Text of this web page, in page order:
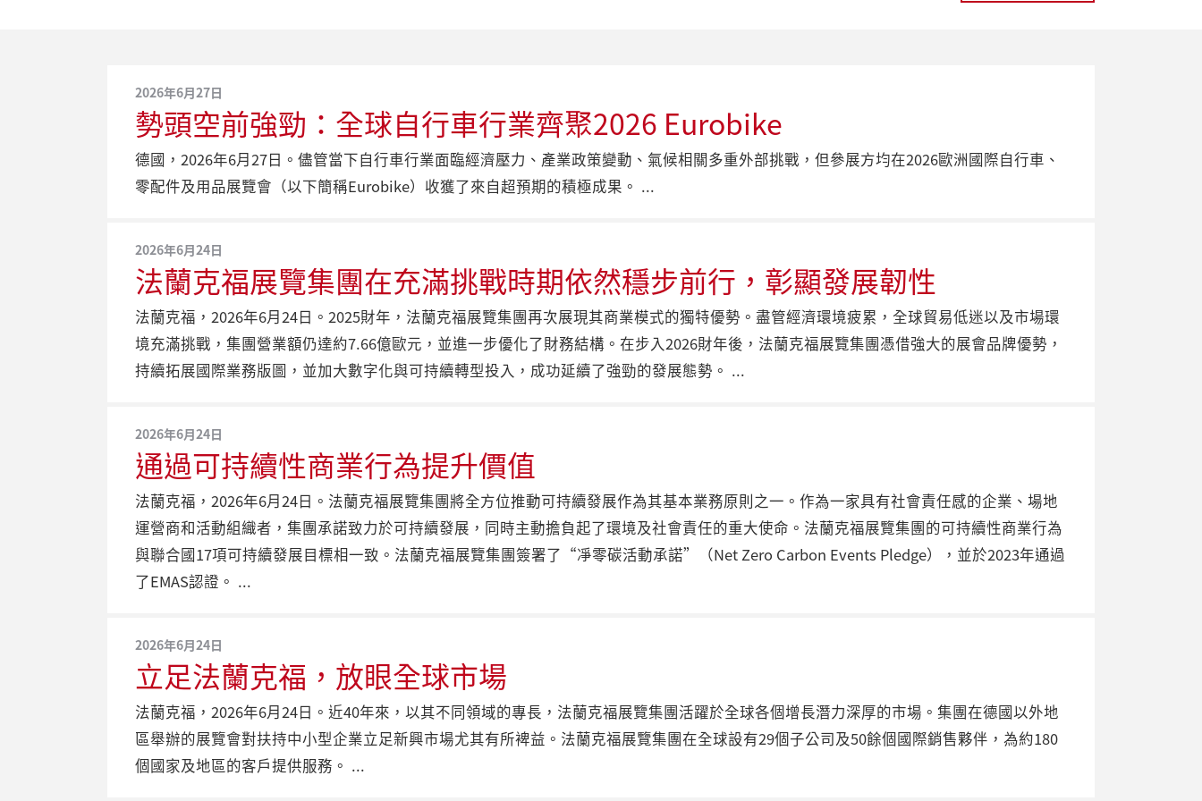
2026年6月27日
勢頭空前強勁：全球自行車行業齊聚2026 Eurobike
德國，2026年6月27日。儘管當下自行車行業面臨經濟壓力、產業政策變動、氣候相關多重外部挑戰，但參展方均在2026歐洲國際自行車、
零配件及用品展覽會（以下簡稱Eurobike）收獲了來自超預期的積極成果。
2026年6月24日
法蘭克福展覽集團在充滿挑戰時期依然穩步前行，彰顯發展韌性
法蘭克福，2026年6月24日。2025財年，法蘭克福展覽集團再次展現其商業模式的獨特優勢。盡管經濟環境疲累，全球貿易低迷以及市場環
境充滿挑戰，集團營業額仍達約7.66億歐元，並進一步優化了財務結構。在步入2026財年後，法蘭克福展覽集團憑借強大的展會品牌優勢，
持續拓展國際業務版圖，並加大數字化與可持續轉型投入，成功延續了強勁的發展態勢。
2026年6月24日
通過可持續性商業行為提升價值
法蘭克福，2026年6月24日。法蘭克福展覽集團將全方位推動可持續發展作為其基本業務原則之一。作為一家具有社會責任感的企業、場地
運營商和活動組織者，集團承諾致力於可持續發展，同時主動擔負起了環境及社會責任的重大使命。法蘭克福展覽集團的可持續性商業行為
與聯合國17項可持續發展目標相一致。法蘭克福展覽集團簽署了“凈零碳活動承諾”（Net Zero Carbon Events Pledge），並於2023年通過
了EMAS認證。
2026年6月24日
立足法蘭克福，放眼全球市場
法蘭克福，2026年6月24日。近40年來，以其不同領域的專長，法蘭克福展覽集團活躍於全球各個增長潛力深厚的市場。集團在德國以外地
區舉辦的展覽會對扶持中小型企業立足新興市場尤其有所裨益。法蘭克福展覽集團在全球設有29個子公司及50餘個國際銷售夥伴，為約180
個國家及地區的客戶提供服務。